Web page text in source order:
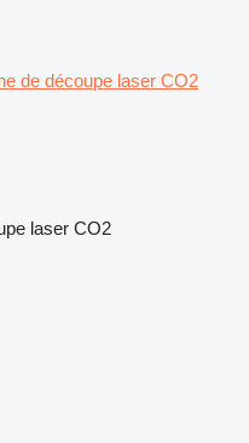
de découpe laser CO2
laser CO2